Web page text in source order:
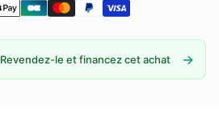
Revendez-le et financez cet achat →